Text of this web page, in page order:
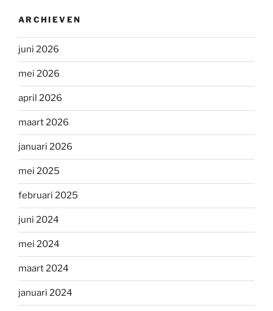
ARCHIEVEN
juni 2026
mei 2026
april 2026
maart 2026
januari 2026
mei 2025
februari 2025
juni 2024
mei 2024
maart 2024
januari 2024